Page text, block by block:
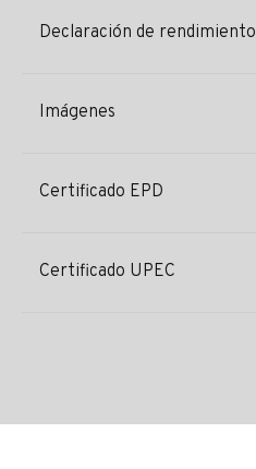
Declaración de rendimiento
Imágenes
Certificado EPD
Certificado UPEC